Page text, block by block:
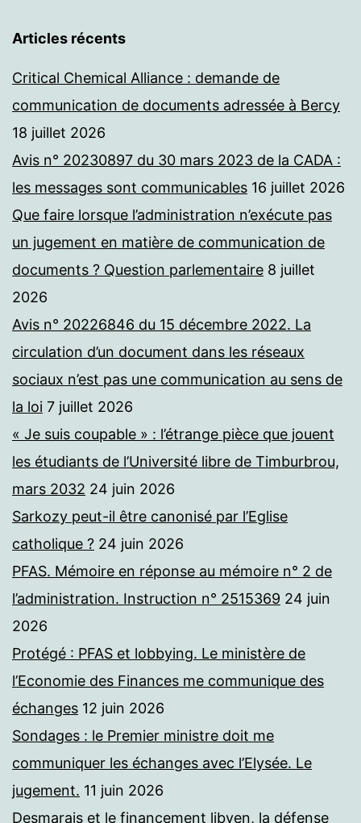
Articles récents
Critical Chemical Alliance : demande de
communication de documents adressée à Bercy
18 juillet 2026
Avis n° 20230897 du 30 mars 2023 de la CADA :
les messages sont communicables 16 juillet 2026
Que faire lorsque l’administration n’exécute pas
un jugement en matière de communication de
documents ? Question parlementaire 8 juillet
2026
Avis n° 20226846 du 15 décembre 2022. La
circulation d’un document dans les réseaux
sociaux n’est pas une communication au sens de
la loi 7 juillet 2026
« Je suis coupable » : l’étrange pièce que jouent
les étudiants de l’Université libre de Timburbrou,
mars 2032 24 juin 2026
Sarkozy peut-il être canonisé par l’Eglise
catholique ? 24 juin 2026
PFAS. Mémoire en réponse au mémoire n° 2 de
l’administration. Instruction n° 2515369 24 juin
2026
Protégé : PFAS et lobbying. Le ministère de
l’Economie des Finances me communique des
échanges 12 juin 2026
Sondages : le Premier ministre doit me
communiquer les échanges avec l’Elysée. Le
jugement. 11 juin 2026
Desmarais et le financement libyen, la défense